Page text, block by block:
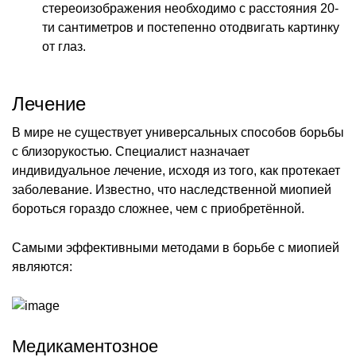
стереоизображения необходимо с расстояния 20-
ти сантиметров и постепенно отодвигать картинку
от глаз.
Лечение
В мире не существует универсальных способов борьбы
с близорукостью. Специалист назначает
индивидуальное лечение, исходя из того, как протекает
заболевание. Известно, что наследственной миопией
бороться гораздо сложнее, чем с приобретённой.
Самыми эффективными методами в борьбе с миопией
являются:
Медикаментозное